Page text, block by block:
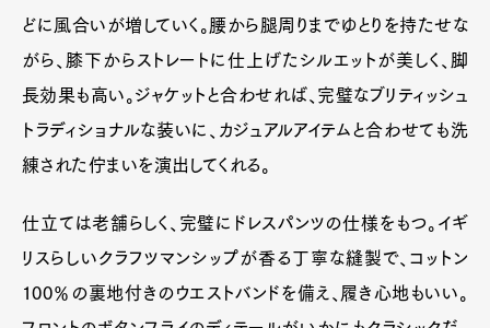
どに風合いが増していく。腰から腿周りまでゆとりを持たせな
がら、膝下からストレートに仕上げたシルエットが美しく、脚
長効果も高い。ジャケットと合わせれば、完璧なブリティッシュ
トラディショナルな装いに、カジュアルアイテムと合わせても洗
練された佇まいを演出してくれる。
仕立ては老舗らしく、完璧にドレスパンツの仕様をもつ。イギ
リスらしいクラフツマンシップが香る丁寧な縫製で、コットン
100％の裏地付きのウエストバンドを備え、履き心地もいい。